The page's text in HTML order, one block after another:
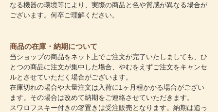
なる機器の環境等により、実際の商品と色や質感が異なる場合が
ございます。何卒ご理解ください。
商品の在庫・納期について
当ショップの商品をネット上でご注文が完了いたしましても、ひ
とつの商品に注文が集中した場合、やむをえずご注文をキャンセ
ルとさせていただく場合がございます。
在庫切れの場合や大量注文は入荷に1ヶ月程かかる場合がござい
ます。その場合は改めて納期をご連絡させていただきます。
スワロフスキー付きの箸置きは受注販売となります。納期は追っ